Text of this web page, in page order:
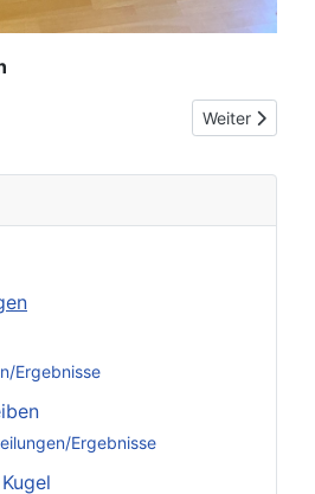
Ergebnisse
Ergebnisse
Jahreshauptversammlung 2022
Nächster
Weiter